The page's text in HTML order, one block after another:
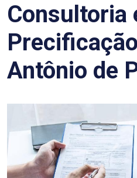
Consultoria
Antônio de